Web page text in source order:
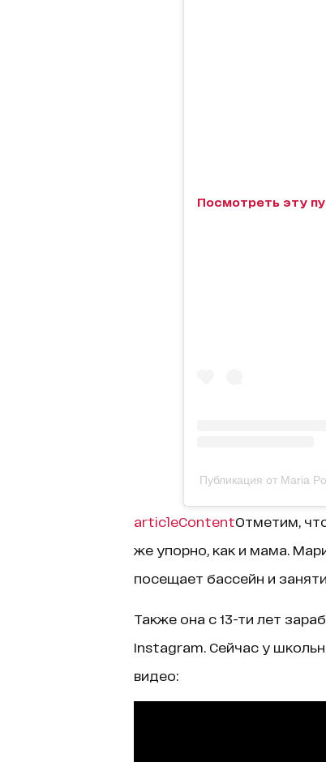
Посмотреть эту
Публикация от Maria
articleContentОтметим,
же упорно, как и мама.
посещает бассейн и
Также она с 13-ти лет
Instagram. Сейчас у
видео: